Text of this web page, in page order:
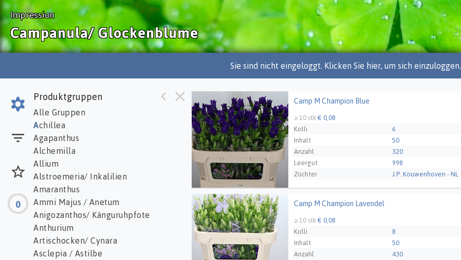
Impression
Campanula/ Glockenblume
Sie sind nicht eingeloggt. Klicken Sie hier, um sich einzuloggen.
0
Produktgruppen
Alle Gruppen
Achillea
Agapanthus
Alchemilla
Allium
Alstroemeria/ Inkalilien
Amaranthus
Ammi Majus / Anetum
Anigozanthos/ Känguruhpfote
Anthurium
Artischocken/ Cynara
Asclepia / Astilbe
Camp M Champion Blue
≥ 10 stk€ 0,08
Kolli
6
Inhalt
50
Anzahl
320
Leergut
998
Züchter
J.P. Kouwenhoven - NL
Camp M Champion Blue
Camp M Champion Lavendel
≥ 10 stk€ 0,08
Kolli
8
Inhalt
50
Anzahl
430
Camp M Champion Lavendel